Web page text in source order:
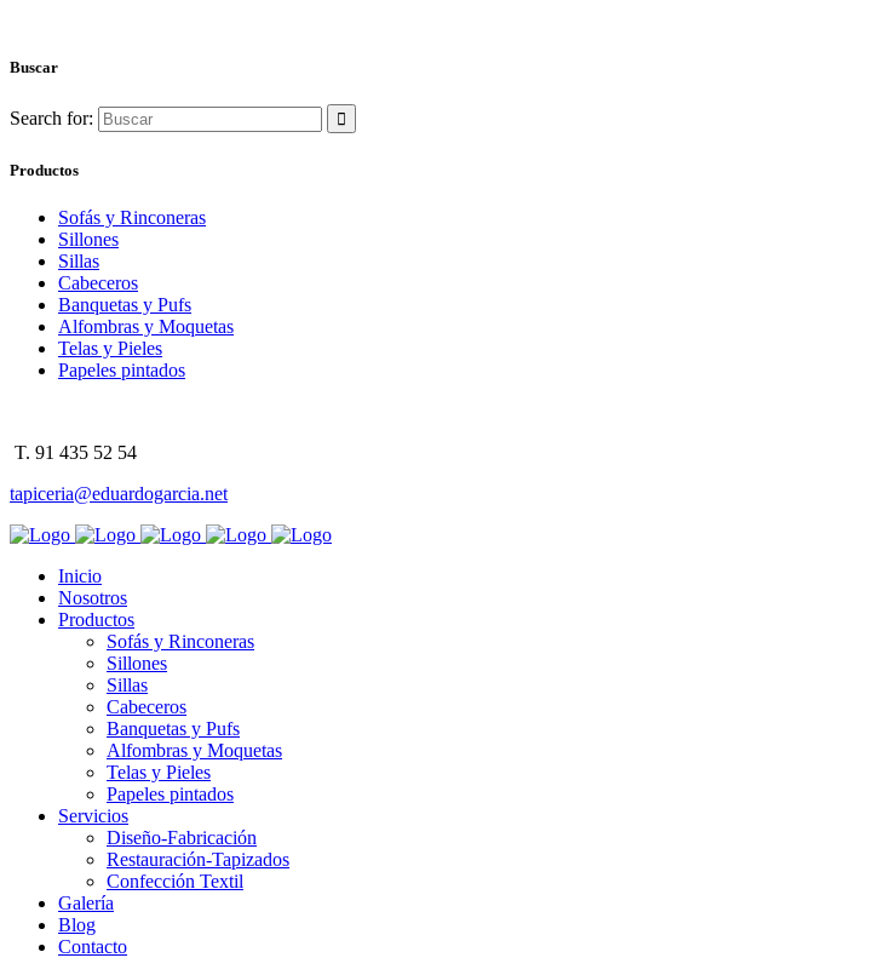
Buscar
Search for:
Productos
Sofás y Rinconeras
Sillones
Sillas
Cabeceros
Banquetas y Pufs
Alfombras y Moquetas
Telas y Pieles
Papeles pintados
T. 91 435 52 54
tapiceria@eduardogarcia.net
Inicio
Nosotros
Productos
Sofás y Rinconeras
Sillones
Sillas
Cabeceros
Banquetas y Pufs
Alfombras y Moquetas
Telas y Pieles
Papeles pintados
Servicios
Diseño-Fabricación
Restauración-Tapizados
Confección Textil
Galería
Blog
Contacto